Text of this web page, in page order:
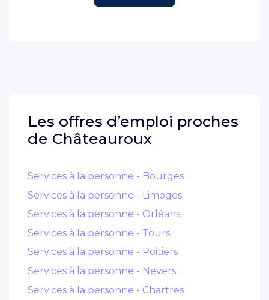
Les offres d’emploi proches
de Châteauroux
Services à la personne - Bourges
Services à la personne - Limoges
Services à la personne - Orléans
Services à la personne - Tours
Services à la personne - Poitiers
Services à la personne - Nevers
Services à la personne - Chartres